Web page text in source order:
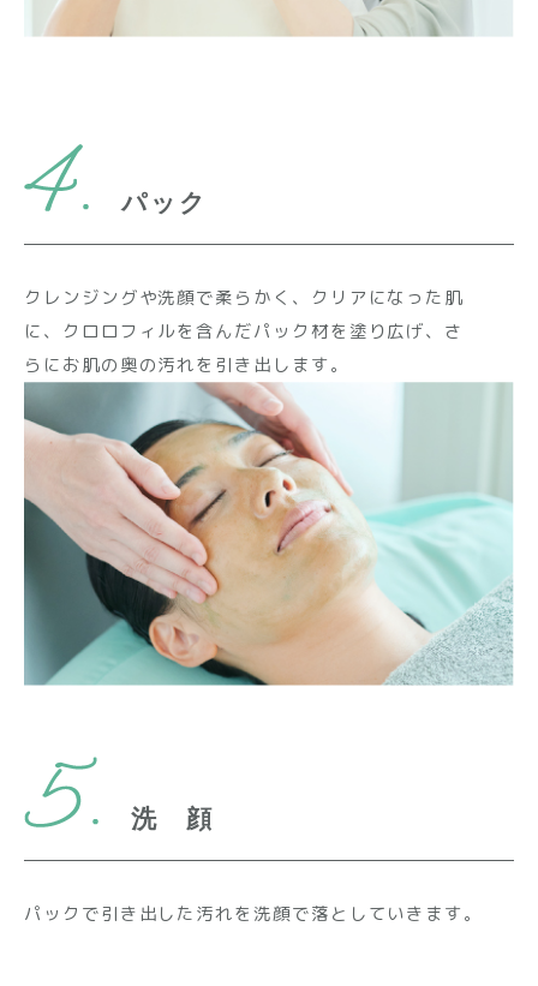
パック
クレンジングや洗顔で柔らかく、クリアになった肌
に、クロロフィルを含んだパック材を塗り広げ、さ
らにお肌の奥の汚れを引き出します。
洗 顔
パックで引き出した汚れを洗顔で落としていきます。